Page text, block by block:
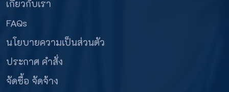
เกี่ยวกับเรา
FAQs
นโยบายความเป็นส่วนตัว
ประกาศ คำสั่ง
จัดซื้อ จัดจ้าง